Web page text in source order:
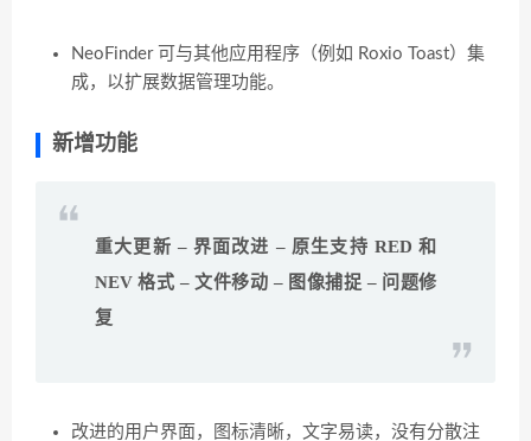
NeoFinder 可与其他应用程序（例如 Roxio Toast）集
成，以扩展数据管理功能。
新增功能
重大更新 – 界面改进 – 原生支持 RED 和
NEV 格式 – 文件移动 – 图像捕捉 – 问题修
复
改进的用户界面，图标清晰，文字易读，没有分散注